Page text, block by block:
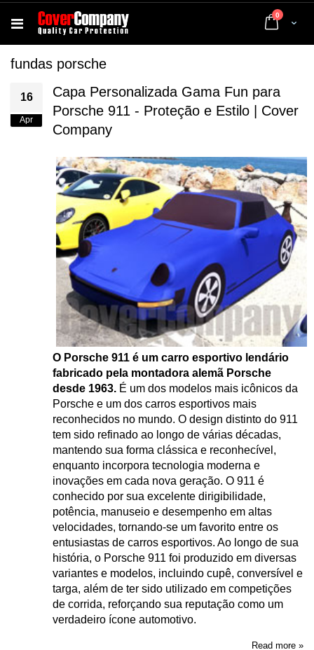
Cart
0 artigos
fundas porsche
16
Apr
Capa Personalizada Gama Fun para
Porsche 911 - Proteção e Estilo | Cover
Company
O Porsche 911 é um carro esportivo lendário
fabricado pela montadora alemã Porsche
desde 1963. É um dos modelos mais icônicos da
Porsche e um dos carros esportivos mais
reconhecidos no mundo. O design distinto do 911
tem sido refinado ao longo de várias décadas,
mantendo sua forma clássica e reconhecível,
enquanto incorpora tecnologia moderna e
inovações em cada nova geração. O 911 é
conhecido por sua excelente dirigibilidade,
potência, manuseio e desempenho em altas
velocidades, tornando-se um favorito entre os
entusiastas de carros esportivos. Ao longo de sua
história, o Porsche 911 foi produzido em diversas
variantes e modelos, incluindo cupê, conversível e
targa, além de ter sido utilizado em competições
de corrida, reforçando sua reputação como um
verdadeiro ícone automotivo.
Read more »